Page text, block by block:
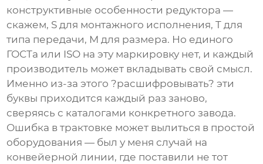
конструктивные особенности редуктора —
скажем, S для монтажного исполнения, T для
типа передачи, M для размера. Но единого
ГОСТа или ISO на эту маркировку нет, и каждый
производитель может вкладывать свой смысл.
Именно из-за этого ?расшифровывать? эти
буквы приходится каждый раз заново,
сверяясь с каталогами конкретного завода.
Ошибка в трактовке может вылиться в простой
оборудования — был у меня случай на
конвейерной линии, где поставили не тот